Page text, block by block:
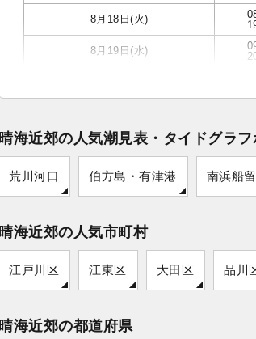
8月18日(火)
8月19日(水)
晴海近郊の人気潮見表・タイドグラフ
荒川河口 伯方島・有津港 南浜船
晴海近郊の人気市町村
江戸川区 江東区 大田区 品川
晴海近郊の都道府県